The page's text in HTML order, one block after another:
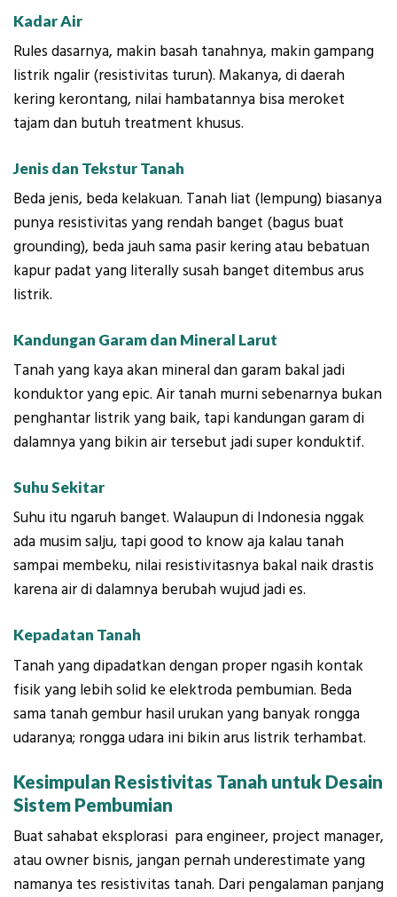
Kadar Air
Rules dasarnya, makin basah tanahnya, makin gampang
listrik ngalir (resistivitas turun). Makanya, di daerah
kering kerontang, nilai hambatannya bisa meroket
tajam dan butuh treatment khusus.
Jenis dan Tekstur Tanah
Beda jenis, beda kelakuan. Tanah liat (lempung) biasanya
punya resistivitas yang rendah banget (bagus buat
grounding), beda jauh sama pasir kering atau bebatuan
kapur padat yang literally susah banget ditembus arus
listrik.
Kandungan Garam dan Mineral Larut
Tanah yang kaya akan mineral dan garam bakal jadi
konduktor yang epic. Air tanah murni sebenarnya bukan
penghantar listrik yang baik, tapi kandungan garam di
dalamnya yang bikin air tersebut jadi super konduktif.
Suhu Sekitar
Suhu itu ngaruh banget. Walaupun di Indonesia nggak
ada musim salju, tapi good to know aja kalau tanah
sampai membeku, nilai resistivitasnya bakal naik drastis
karena air di dalamnya berubah wujud jadi es.
Kepadatan Tanah
Tanah yang dipadatkan dengan proper ngasih kontak
fisik yang lebih solid ke elektroda pembumian. Beda
sama tanah gembur hasil urukan yang banyak rongga
udaranya; rongga udara ini bikin arus listrik terhambat.
Kesimpulan Resistivitas Tanah untuk Desain
Sistem Pembumian
Buat sahabat eksplorasi para engineer, project manager,
atau owner bisnis, jangan pernah underestimate yang
namanya tes resistivitas tanah. Dari pengalaman panjang